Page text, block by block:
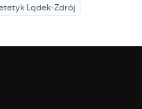
Lądek-Zdrój